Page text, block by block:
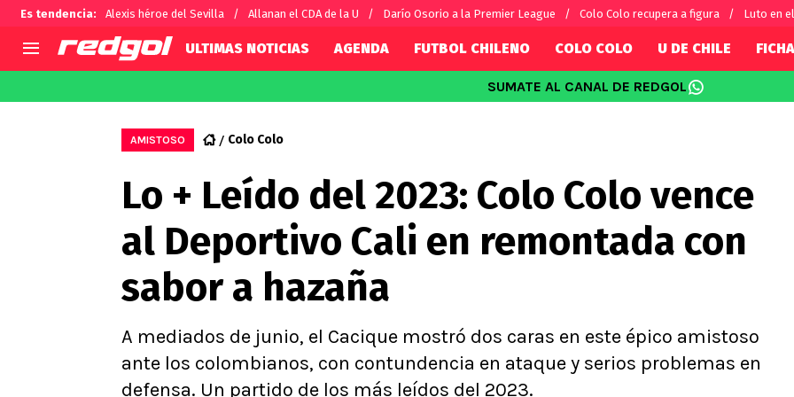
Es tendencia: Alexis héroe del Sevilla Allanan el CDA de la U Darío Osorio a la Premier League Colo Colo recupera a figura Luto en
Selección Chilena
U de Chile
U Católica
Campeonato Nacional
Primera B
Segunda División
Copa Chile
Supercopa Chile
Campeonato Femenino
Alexis Sánchez
Carlos Palacios
Chilenos por el mundo
Fútbol Argentino
Fútbol Brasileño
Conference
Ligue 1
Premier
Serie A
ULTIMAS NOTICIAS AGENDA FUTBOL CHILENO COLO COLO U DE CHILE
SUMATE AL CANAL DE REDGOL
AMISTOSO Colo Colo
Lo + Leído del 2023: Colo Colo vence
al Deportivo Cali en remontada con
sabor a hazaña
A mediados de junio, el Cacique mostró dos caras en este épico amistoso
ante los colombianos, con contundencia en ataque y serios problemas en
defensa. Un partido de los más leídos del 2023.